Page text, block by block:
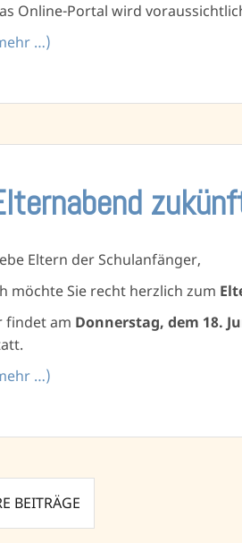
Online-Portal wird
…)
Eltern der Schulanfänger,
möchte Sie recht herzlich zum
findet am Donnerstag, dem 18.
…)
BEITRÄGE